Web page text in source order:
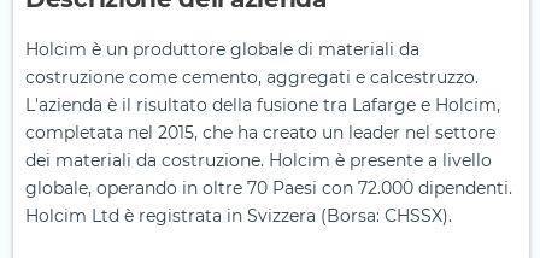
Holcim è un produttore globale di materiali da
costruzione come cemento, aggregati e calcestruzzo.
L'azienda è il risultato della fusione tra Lafarge e Holcim,
completata nel 2015, che ha creato un leader nel settore
dei materiali da costruzione. Holcim è presente a livello
globale, operando in oltre 70 Paesi con 72.000 dipendenti.
Holcim Ltd è registrata in Svizzera (Borsa: CHSSX).